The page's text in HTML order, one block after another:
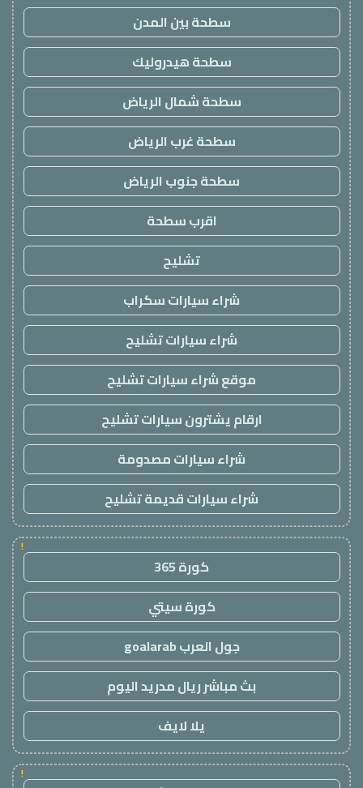
سطحة بين المدن
سطحة هيدروليك
سطحة شمال الرياض
سطحة غرب الرياض
سطحة جنوب الرياض
اقرب سطحة
تشليح
شراء سيارات سكراب
شراء سيارات تشليح
موقع شراء سيارات تشليح
ارقام يشترون سيارات تشليح
شراء سيارات مصدومة
شراء سيارات قديمة تشليح
!
كورة 365
كورة سيتي
جول العرب goalarab
بث مباشر ريال مدريد اليوم
يلا لايف
!